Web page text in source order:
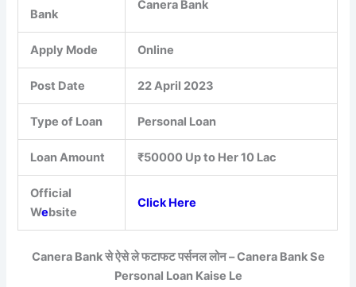
Bank
Canera Bank
Apply Mode Online
Post Date 22 April 2023
Type of Loan Personal Loan
Loan Amount ₹50000 Up to Her 10 Lac
Official
Website
Click Here
Canera Bank से ऐसे ले फटाफट पर्सनल लोन – Canera Bank Se
Personal Loan Kaise Le